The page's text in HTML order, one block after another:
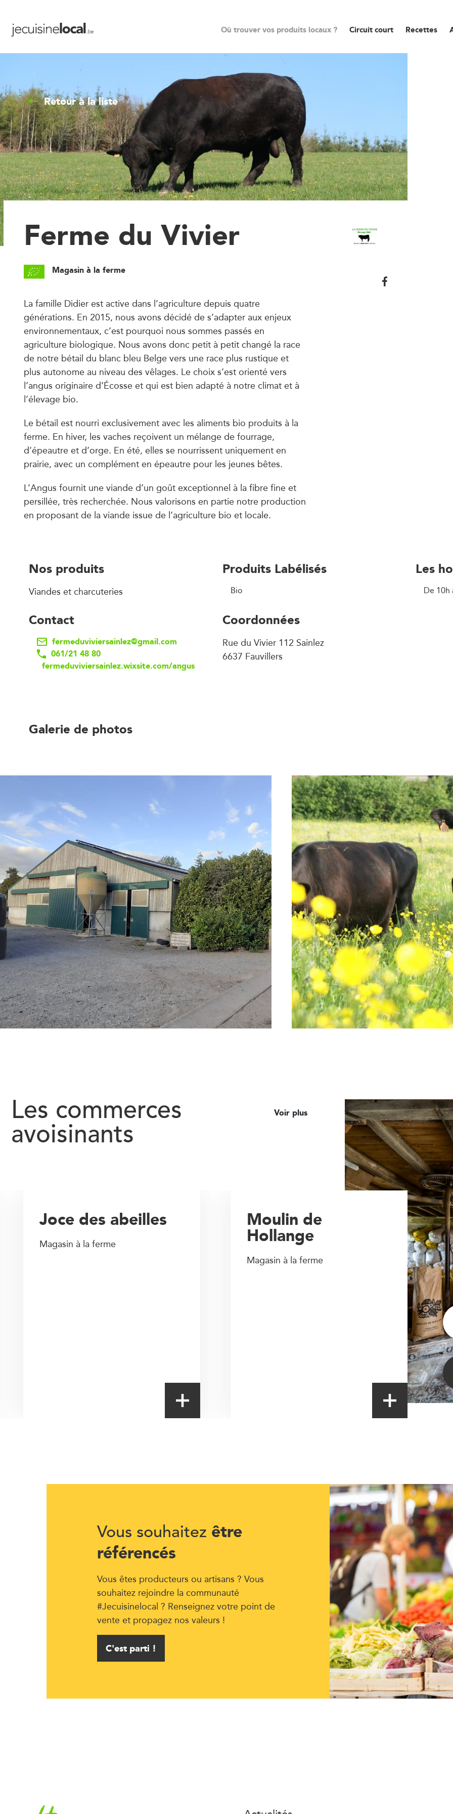
Où trouver vos produits locaux ? Circuit court Recettes
Retour à la liste
Ferme du Vivier
Magasin à la ferme
La famille Didier est active dans l’agriculture depuis quatre
générations. En 2015, nous avons décidé de s’adapter aux enjeux
environnementaux, c’est pourquoi nous sommes passés en
agriculture biologique. Nous avons donc petit à petit changé la race
de notre bétail du blanc bleu Belge vers une race plus rustique et
plus autonome au niveau des vêlages. Le choix s’est orienté vers
l’angus originaire d’Écosse et qui est bien adapté à notre climat et à
l’élevage bio.
Le bétail est nourri exclusivement avec les aliments bio produits à la
ferme. En hiver, les vaches reçoivent un mélange de fourrage,
d’épeautre et d’orge. En été, elles se nourrissent uniquement en
prairie, avec un complément en épeautre pour les jeunes bêtes.
L’Angus fournit une viande d’un goût exceptionnel à la fibre fine et
persillée, très recherchée. Nous valorisons en partie notre production
en proposant de la viande issue de l’agriculture bio et locale.
Nos produits
Viandes et charcuteries
Produits Labélisés
Bio
Les
De 10h
Contact
fermeduviviersainlez@gmail.com
061/21 48 80
fermeduviviersainlez.wixsite.com/angus
Coordonnées
Rue du Vivier 112 Sainlez
6637 Fauvillers
Galerie de photos
Les commerces
avoisinants
Voir plus
Moulin de
Hollange
Magasin à la ferme
Joce des abeilles
Magasin à la ferme
Vous souhaitez être
référencés
Vous êtes producteurs ou artisans ? Vous
souhaitez rejoindre la communauté
#Jecuisinelocal ? Renseignez votre point de
vente et propagez nos valeurs !
C'est parti !
Accueil